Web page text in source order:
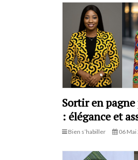
Sortir en
: élégance et
Bien s’habiller 06 Mai